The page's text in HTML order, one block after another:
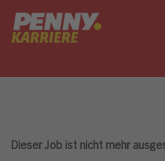
Dieser Job ist nicht mehr